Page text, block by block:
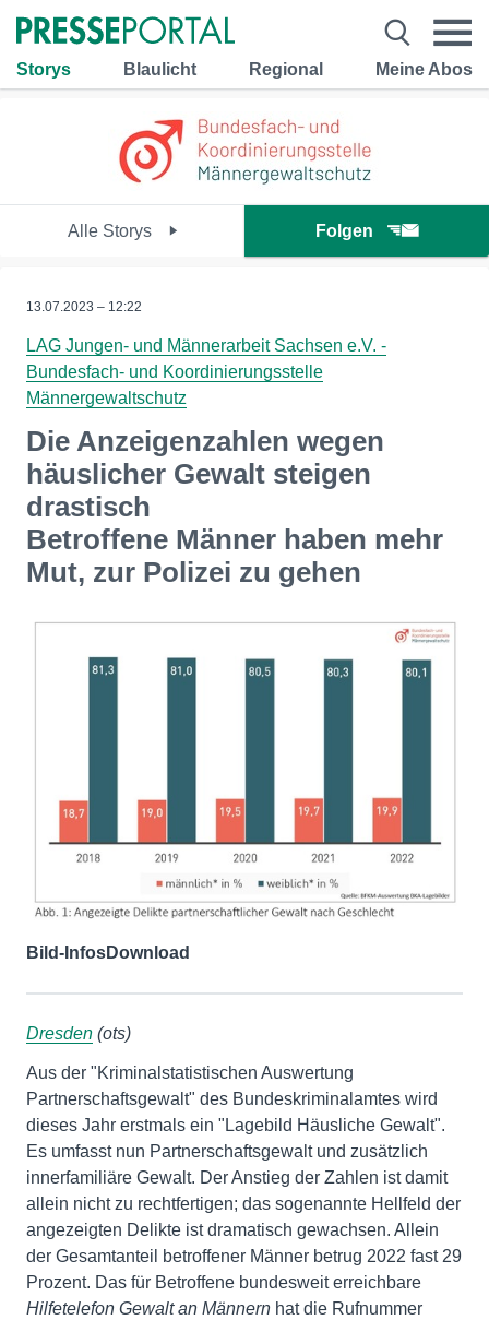
Storys Blaulicht Regional Meine Abos
Alle Storys Folgen
13.07.2023 – 12:22
LAG Jungen- und Männerarbeit Sachsen e.V. -
Bundesfach- und Koordinierungsstelle
Männergewaltschutz
Die Anzeigenzahlen wegen
häuslicher Gewalt steigen
drastisch
Betroffene Männer haben mehr
Mut, zur Polizei zu gehen
Bild-InfosDownload
Dresden (ots)
Aus der "Kriminalstatistischen Auswertung
Partnerschaftsgewalt" des Bundeskriminalamtes wird
dieses Jahr erstmals ein "Lagebild Häusliche Gewalt".
Es umfasst nun Partnerschaftsgewalt und zusätzlich
innerfamiliäre Gewalt. Der Anstieg der Zahlen ist damit
allein nicht zu rechtfertigen; das sogenannte Hellfeld der
angezeigten Delikte ist dramatisch gewachsen. Allein
der Gesamtanteil betroffener Männer betrug 2022 fast 29
Prozent. Das für Betroffene bundesweit erreichbare
Hilfetelefon Gewalt an Männern hat die Rufnummer